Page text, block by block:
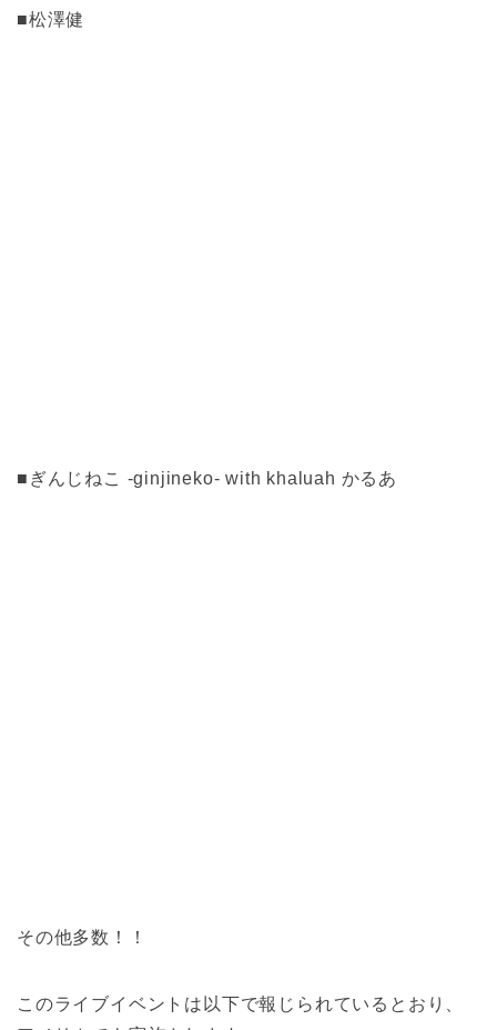
■松澤健
■ぎんじねこ -ginjineko- with khaluah かるあ
その他多数！！
このライブイベントは以下で報じられているとおり、